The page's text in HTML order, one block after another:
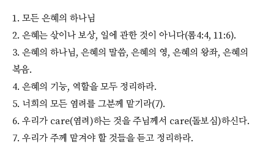
1. 모든 은혜의 하나님
2. 은혜는 삯이나 보상, 일에 관한 것이 아니다(롬4:4, 11:6).
3. 은혜의 하나님, 은혜의 말씀, 은혜의 영, 은혜의 왕좌, 은혜의
복음.
4. 은혜의 기능, 역할을 모두 정리하라.
5. 너희의 모든 염려를 그분께 맡기라(7).
6. 우리가 care(염려)하는 것을 주님께서 care(돌보심)하신다.
7. 우리가 주께 맡겨야 할 것들을 듣고 정리하라.